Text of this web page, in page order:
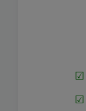
☑
☑